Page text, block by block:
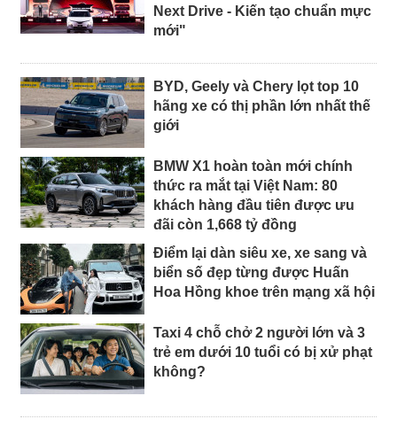
Next Drive - Kiến tạo chuẩn mực
mới"
BYD, Geely và Chery lọt top 10
hãng xe có thị phần lớn nhất thế
giới
BMW X1 hoàn toàn mới chính
thức ra mắt tại Việt Nam: 80
khách hàng đầu tiên được ưu
đãi còn 1,668 tỷ đồng
Điểm lại dàn siêu xe, xe sang và
biển số đẹp từng được Huấn
Hoa Hồng khoe trên mạng xã hội
Taxi 4 chỗ chở 2 người lớn và 3
trẻ em dưới 10 tuổi có bị xử phạt
không?